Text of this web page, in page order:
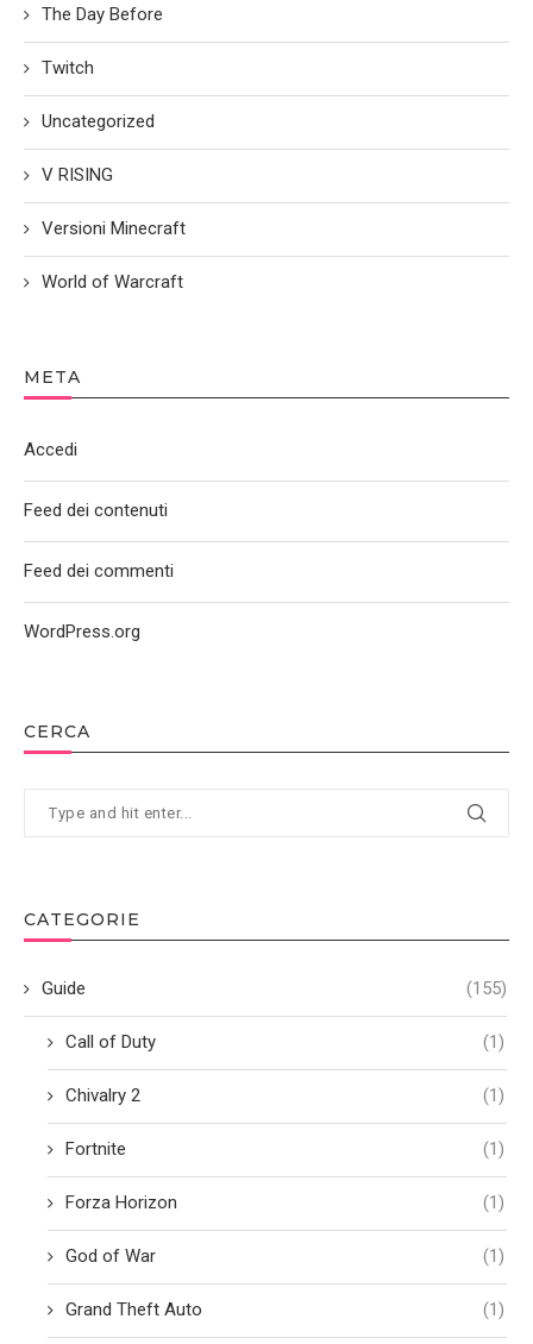
CERCA
CATEGORIE
Guide (155)
Call of Duty (1)
Chivalry 2 (1)
Fortnite (1)
Forza Horizon (1)
God of War (1)
Grand Theft Auto (1)
The Day Before
Twitch
Uncategorized
V RISING
Versioni Minecraft
World of Warcraft
META
Accedi
Feed dei contenuti
Feed dei commenti
WordPress.org